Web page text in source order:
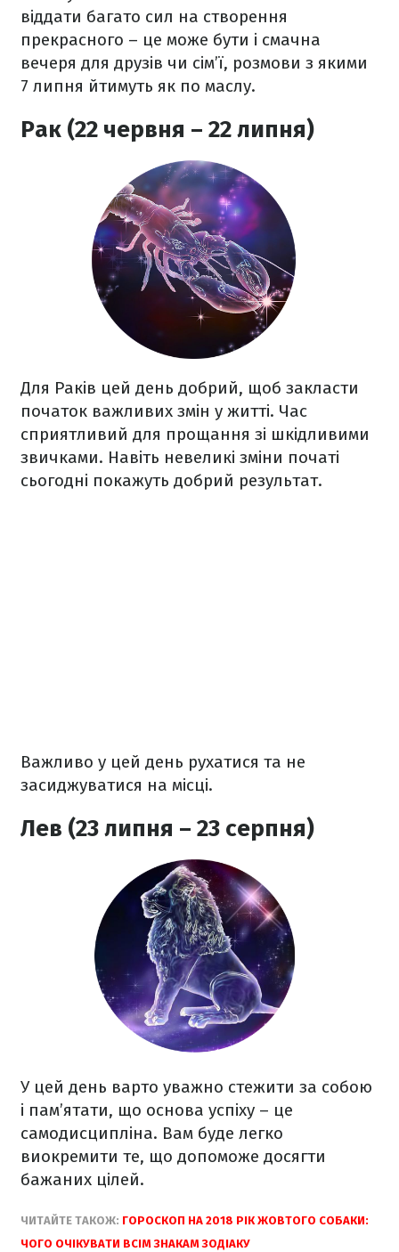
віддати багато сил на створення
прекрасного – це може бути і смачна
вечеря для друзів чи сім’ї, розмови з якими
7 липня йтимуть як по маслу.
Рак (22 червня – 22 липня)
Для Раків цей день добрий, щоб закласти
початок важливих змін у житті. Час
сприятливий для прощання зі шкідливими
звичками. Навіть невеликі зміни початі
сьогодні покажуть добрий результат.
Важливо у цей день рухатися та не
засиджуватися на місці.
Лев (23 липня – 23 серпня)
У цей день варто уважно стежити за собою
і пам’ятати, що основа успіху – це
самодисципліна. Вам буде легко
виокремити те, що допоможе досягти
бажаних цілей.
ЧИТАЙТЕ ТАКОЖ: ГОРОСКОП НА 2018 РІК ЖОВТОГО СОБАКИ:
ЧОГО ОЧІКУВАТИ ВСІМ ЗНАКАМ ЗОДІАКУ